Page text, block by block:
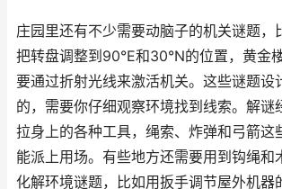
庄园里还有不少需要动脑子的机关谜题，
把转盘调整到90°E和30°N的位置，黄金
要通过折射光线来激活机关。这些谜题设
的，需要你仔细观察环境找到线索。解谜
拉身上的各种工具，绳索、炸弹和弓箭这
能派上用场。有些地方还需要用到钩绳和
化解环境谜题，比如用扳手调节屋外机器